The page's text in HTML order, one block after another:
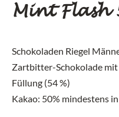
Mint Flash
Schokoladen Riegel
Zartbitter-Schokolade
Füllung (54 %)
Kakao: 50% mindestens